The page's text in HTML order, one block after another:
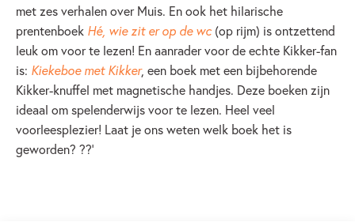
met zes verhalen over Muis. En ook het hilarische
prentenboek Hé, wie zit er op de wc (op rijm) is ontzettend
leuk om voor te lezen! En aanrader voor de echte Kikker-fan
is: Kiekeboe met Kikker, een boek met een bijbehorende
Kikker-knuffel met magnetische handjes. Deze boeken zijn
ideaal om spelenderwijs voor te lezen. Heel veel
voorleesplezier! Laat je ons weten welk boek het is
geworden? ??’